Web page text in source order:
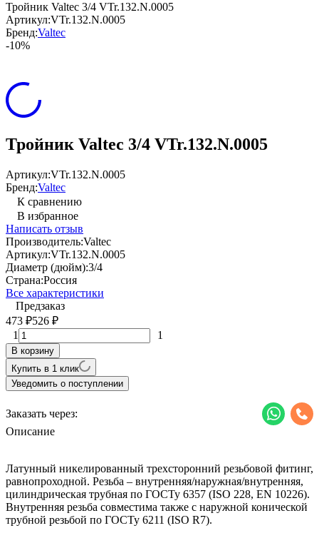
Тройник Valtec 3/4 VTr.132.N.0005
Артикул:VTr.132.N.0005
Бренд:Valtec
-10%
Тройник Valtec 3/4 VTr.132.N.0005
Артикул:VTr.132.N.0005
Бренд:Valtec
К сравнению
В избранное
Написать отзыв
Производитель:Valtec
Артикул:VTr.132.N.0005
Диаметр (дюйм):3/4
Страна:Россия
Все характеристики
Предзаказ
473 ₽526 ₽
1 1
В корзину
Купить в 1 клик
Уведомить о поступлении
Заказать через:
Описание
Латунный никелированный трехсторонний резьбовой фитинг,
равнопроходной. Резьба – внутренняя/наружная/внутренняя,
цилиндрическая трубная по ГОСТу 6357 (ISO 228, EN 10226).
Внутренняя резьба совместима также с наружной конической
трубной резьбой по ГОСТу 6211 (ISO R7).